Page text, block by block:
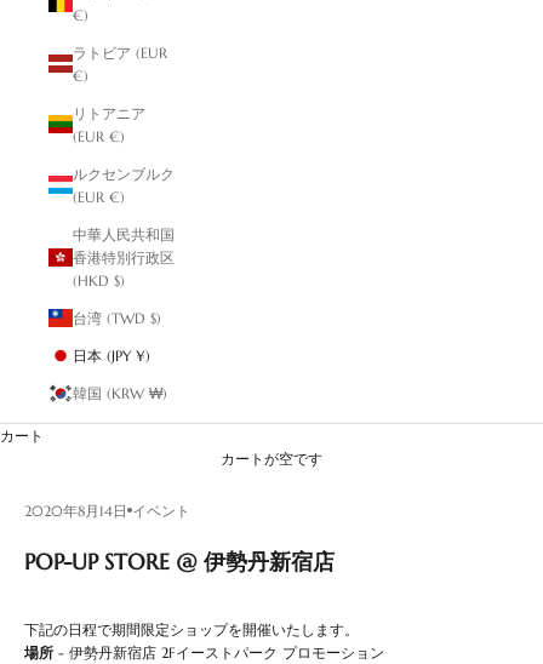
€)
ラトビア (EUR
€)
リトアニア
(EUR €)
ルクセンブルク
(EUR €)
中華人民共和国
香港特別行政区
(HKD $)
台湾 (TWD $)
日本 (JPY ¥)
韓国 (KRW ₩)
カート
カートが空です
2020年8月14日 イベント
POP-UP STORE @ 伊勢丹新宿店
下記の日程で期間限定ショップを開催いたします。
場所 - 伊勢丹新宿店 2Fイーストパーク プロモーション